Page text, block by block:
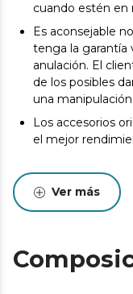
cuando estén en
Es aconsejable
tenga la garantía
anulación. El
de los posibles
una
Los accesorios
el mejor
Ver más